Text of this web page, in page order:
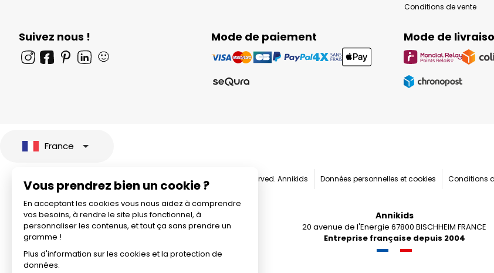
Conditions de vente
Suivez nous !
🙂
Mode de paiement Mode de
Vous prendrez bien un cookie ?
En acceptant les cookies vous nous aidez à comprendre
vos besoins, à rendre le site plus fonctionnel, à
personnaliser les contenus, et tout ça sans prendre un
gramme !
Plus d'information sur les cookies et la protection de
données.
France
© 2026 All rights reserved. Annikids Données personnelles et cookies Conditions
Annikids
20 avenue de l'Energie 67800 BISCHHEIM FRANCE
Entreprise française depuis 2004